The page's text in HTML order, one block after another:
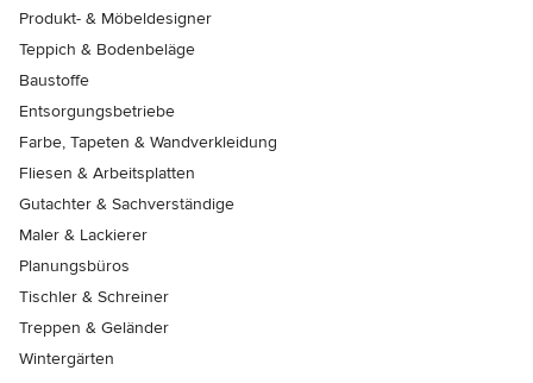
Produkt- & Möbeldesigner
Teppich & Bodenbeläge
Baustoffe
Entsorgungsbetriebe
Farbe, Tapeten & Wandverkleidung
Fliesen & Arbeitsplatten
Gutachter & Sachverständige
Maler & Lackierer
Planungsbüros
Tischler & Schreiner
Treppen & Geländer
Wintergärten